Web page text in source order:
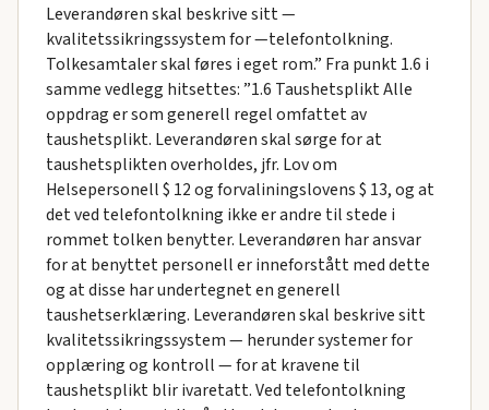
Leverandøren skal beskrive sitt —
kvalitetssikringssystem for —telefontolkning.
Tolkesamtaler skal føres i eget rom.” Fra punkt 1.6 i
samme vedlegg hitsettes: ”1.6 Taushetsplikt Alle
oppdrag er som generell regel omfattet av
taushetsplikt. Leverandøren skal sørge for at
taushetsplikten overholdes, jfr. Lov om
Helsepersonell $ 12 og forvaliningslovens $ 13, og at
det ved telefontolkning ikke er andre til stede i
rommet tolken benytter. Leverandøren har ansvar
for at benyttet personell er inneforstått med dette
og at disse har undertegnet en generell
taushetserklæring. Leverandøren skal beskrive sitt
kvalitetssikringssystem — herunder systemer for
opplæring og kontroll — for at kravene til
taushetsplikt blir ivaretatt. Ved telefontolkning